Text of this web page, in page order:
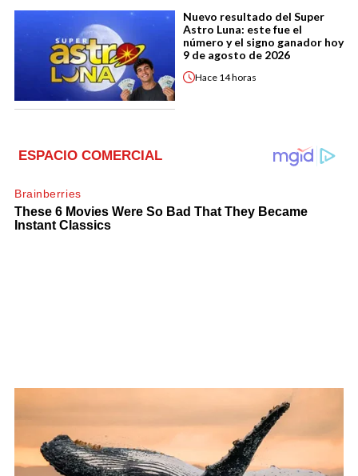
Nuevo resultado del Super
Astro Luna: este fue el
número y el signo ganador hoy
9 de agosto de 2026
Hace 14 horas